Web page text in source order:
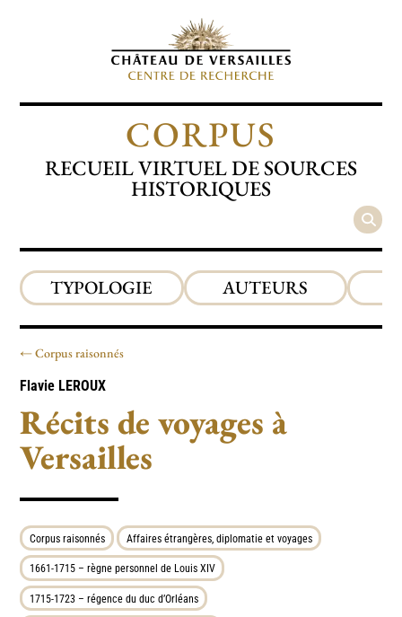
CORPUS
RECUEIL VIRTUEL DE SOURCES
HISTORIQUES
TYPOLOGIE AUTEURS
Corpus raisonnés
Flavie LEROUX
Récits de voyages à
Versailles
Corpus raisonnés Affaires étrangères, diplomatie et voyages
1661-1715 – règne personnel de Louis XIV
1715-1723 – régence du duc d’Orléans